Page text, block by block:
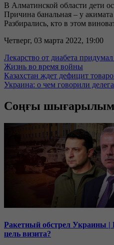
В Алматинской области дети
Причина банальная – у
Разбирались, кто в этом
Четверг, 03 марта 2022, 19:00
Лекарство от диабета
Жизнь во время войны
Казахстан ждет дефицит
Украина: о чем говорили
Соңғы
Ракетный обстрел Украины |
цель визита?